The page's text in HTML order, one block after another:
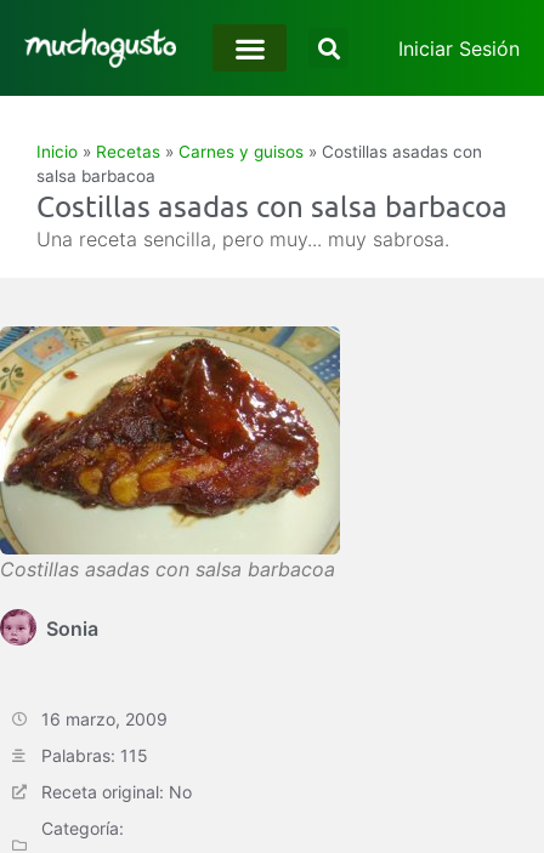
Iniciar Sesión
Inicio » Recetas » Carnes y guisos » Costillas asadas con
salsa barbacoa
Costillas asadas con salsa barbacoa
Una receta sencilla, pero muy... muy sabrosa.
Costillas asadas con salsa barbacoa
Sonia
16 marzo, 2009
Palabras: 115
Receta original: No
Categoría: